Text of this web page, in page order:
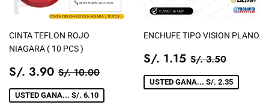
CINTA TEFLON ROJO
NIAGARA ( 10 PCS )
PRECIO
DE
VENTA
S/. 3.90 S/.
3.90
PRECIO TIENDA
S/. 10.00 S/. 10.00
USTED GANA... S/. 6.10
ENCHUFE TIPO VISION PLANO
PRECIO
DE
VENTA
S/. 1.15 S/.
1.15
PRECIO
S/. 3.50
USTED GANA... S/. 2.35